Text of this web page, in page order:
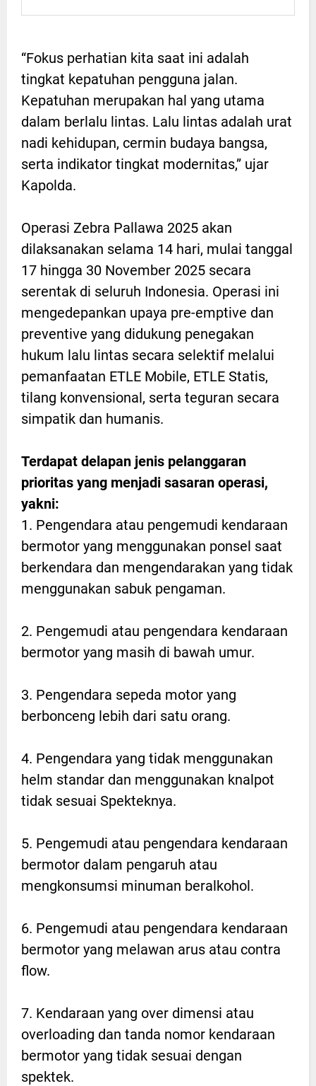
“Fokus perhatian kita saat ini adalah
tingkat kepatuhan pengguna jalan.
Kepatuhan merupakan hal yang utama
dalam berlalu lintas. Lalu lintas adalah urat
nadi kehidupan, cermin budaya bangsa,
serta indikator tingkat modernitas,” ujar
Kapolda.
Operasi Zebra Pallawa 2025 akan
dilaksanakan selama 14 hari, mulai tanggal
17 hingga 30 November 2025 secara
serentak di seluruh Indonesia. Operasi ini
mengedepankan upaya pre-emptive dan
preventive yang didukung penegakan
hukum lalu lintas secara selektif melalui
pemanfaatan ETLE Mobile, ETLE Statis,
tilang konvensional, serta teguran secara
simpatik dan humanis.
Terdapat delapan jenis pelanggaran
prioritas yang menjadi sasaran operasi,
yakni:
1. Pengendara atau pengemudi kendaraan
bermotor yang menggunakan ponsel saat
berkendara dan mengendarakan yang tidak
menggunakan sabuk pengaman.
2. Pengemudi atau pengendara kendaraan
bermotor yang masih di bawah umur.
3. Pengendara sepeda motor yang
berbonceng lebih dari satu orang.
4. Pengendara yang tidak menggunakan
helm standar dan menggunakan knalpot
tidak sesuai Spekteknya.
5. Pengemudi atau pengendara kendaraan
bermotor dalam pengaruh atau
mengkonsumsi minuman beralkohol.
6. Pengemudi atau pengendara kendaraan
bermotor yang melawan arus atau contra
flow.
7. Kendaraan yang over dimensi atau
overloading dan tanda nomor kendaraan
bermotor yang tidak sesuai dengan
spektek.